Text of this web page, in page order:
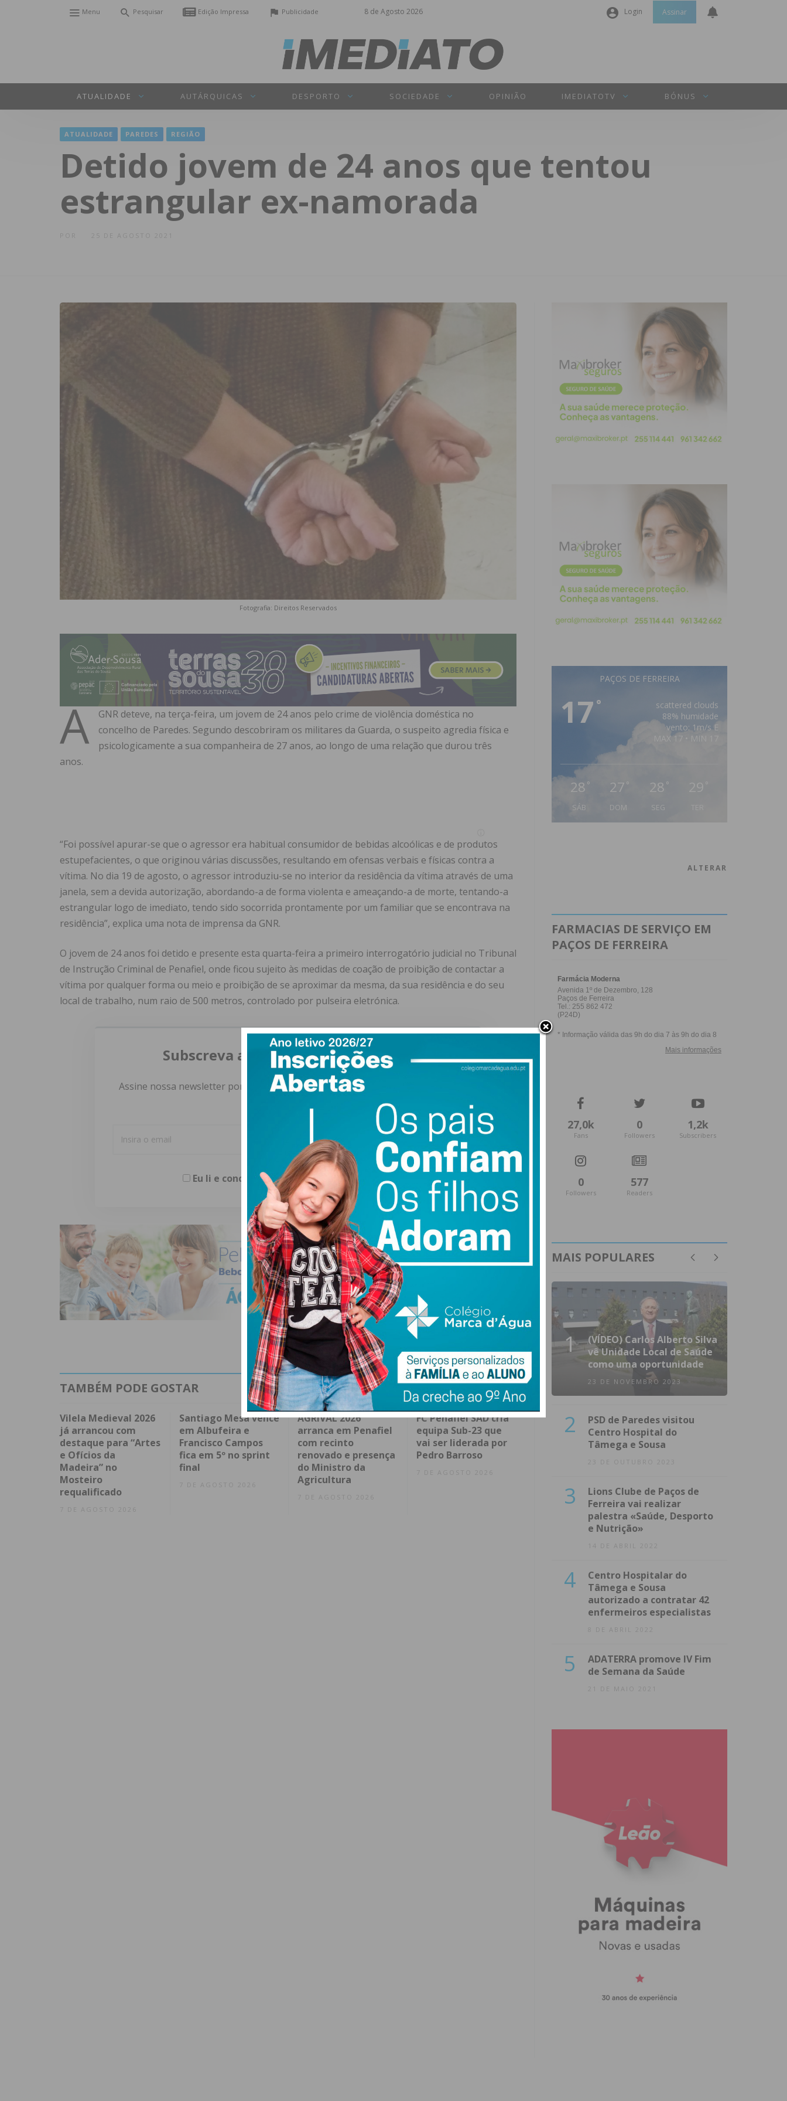
8 de Agosto 2026
Menu Pesquisar Edição Impressa Publicidade Login
Senha
INICIAR SESSÃO
Assinar
ATUALIDADE AUTÁRQUICAS DESPORTO SOCIEDADE OPINIÃO IMEDIATOTV BÓNUS
ATUALIDADE PAREDES REGIÃO
Detido jovem de 24 anos que tentou
estrangular ex-namorada
25 DE AGOSTO 2021
Fotografia: Direitos Reservados
A
GNR deteve, na terça-feira, um jovem de 24 anos pelo crime de violência doméstica no
concelho de Paredes. Segundo descobriram os militares da Guarda, o suspeito agredia física e
psicologicamente a sua companheira de 27 anos, ao longo de uma relação que durou três
anos.
“Foi possível apurar-se que o agressor era habitual consumidor de bebidas alcoólicas e de produtos
estupefacientes, o que originou várias discussões, resultando em ofensas verbais e físicas contra a
vítima. No dia 19 de agosto, o agressor introduziu-se no interior da residência da vítima através de uma
janela, sem a devida autorização, abordando-a de forma violenta e ameaçando-a de morte, tentando-a
estrangular logo de imediato, tendo sido socorrida prontamente por um familiar que se encontrava na
residência”, explica uma nota de imprensa da GNR.
O jovem de 24 anos foi detido e presente esta quarta-feira a primeiro interrogatório judicial no Tribunal
de Instrução Criminal de Penafiel, onde ficou sujeito às medidas de coação de proibição de contactar a
vítima por qualquer forma ou meio e proibição de se aproximar da mesma, da sua residência e do seu
local de trabalho, num raio de 500 metros, controlado por pulseira eletrónica.
Subscreva a newsletter do Imediato
Assine nossa newsletter por e-mail e obtenha de forma regular a informação
Eu li e concordo com ostermos e condições
TAMBÉM PODE GOSTAR
Vilela Medieval 2026
já arrancou com
destaque para “Artes
e Ofícios da
Madeira” no
Mosteiro
requalificado
7 DE AGOSTO 2026
Santiago Mesa vence
em Albufeira e
Francisco Campos
fica em 5º no sprint
final
7 DE AGOSTO 2026
AGRIVAL 2026
arranca em Penafiel
com recinto
renovado e presença
do Ministro da
Agricultura
7 DE AGOSTO 2026
FC Penafiel SAD cria
equipa Sub-23 que
vai ser liderada por
Pedro Barroso
7 DE AGOSTO 2026
PAÇOS DE FERREIRA
17 °
scattered clouds
88% humidade
vento: 1m/s E
MAX 17 • MIN 17
28 °
SÁB
27 °
DOM
28 °
SEG
29 °
ALTERAR
FARMACIAS DE SERVIÇO EM
PAÇOS DE FERREIRA
27,0k
Fans
0
Followers
1,2k
Subscribers
0
Followers
577
Readers
MAIS POPULARES
1
(VÍDEO) Carlos Alberto Silva
vê Unidade Local de Saúde
como uma oportunidade
23 DE NOVEMBRO 2023
2
PSD de Paredes visitou
Centro Hospital do
Tâmega e Sousa
23 DE OUTUBRO 2023
3
Lions Clube de Paços de
Ferreira vai realizar
palestra «Saúde, Desporto
e Nutrição»
14 DE ABRIL 2022
4
Centro Hospitalar do
Tâmega e Sousa
autorizado a contratar 42
enfermeiros especialistas
8 DE ABRIL 2022
5
ADATERRA promove IV Fim
de Semana da Saúde
21 DE MAIO 2021